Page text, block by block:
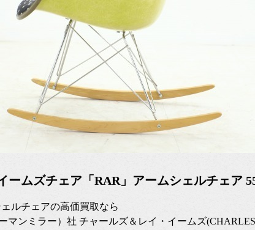
イームズチェア「RAR」アームシェルチェア
ェルチェアの高価買取なら
マンミラー）社 チャールズ＆レイ・イームズ